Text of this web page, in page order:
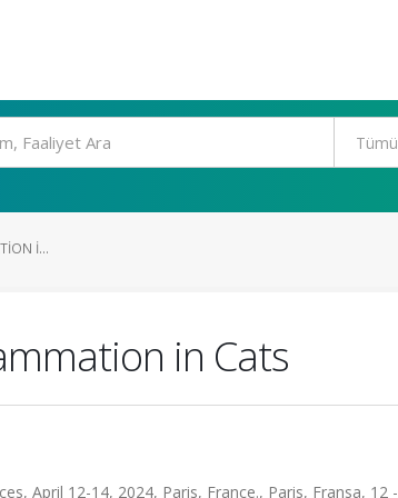
I...
in Cats
April 12-14, 2024, Paris, France., Paris, Fransa, 12 -